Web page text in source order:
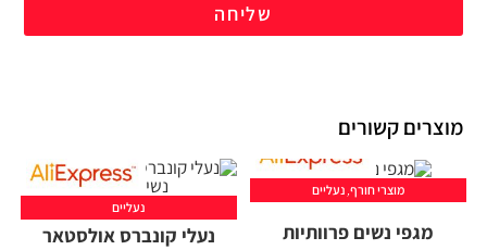
שליחה
מוצרים קשורים
מוצרי חורף, נעליים
מגפי נשים פרוותיות
נעליים
נעלי קונברס אולסטאר